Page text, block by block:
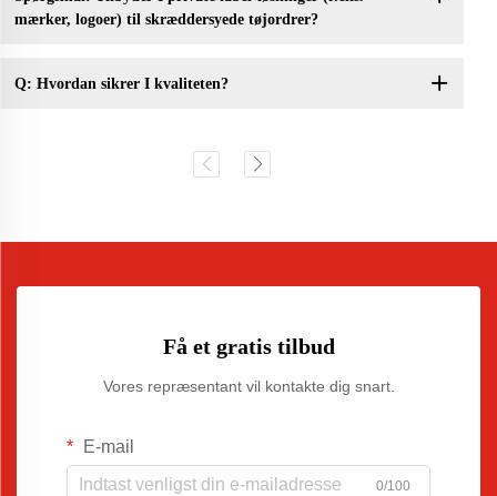
mærker, logoer) til skræddersyede tøjordrer?
Q: Hvordan sikrer I kvaliteten?
Få et gratis tilbud
Vores repræsentant vil kontakte dig snart.
E-mail
0/100